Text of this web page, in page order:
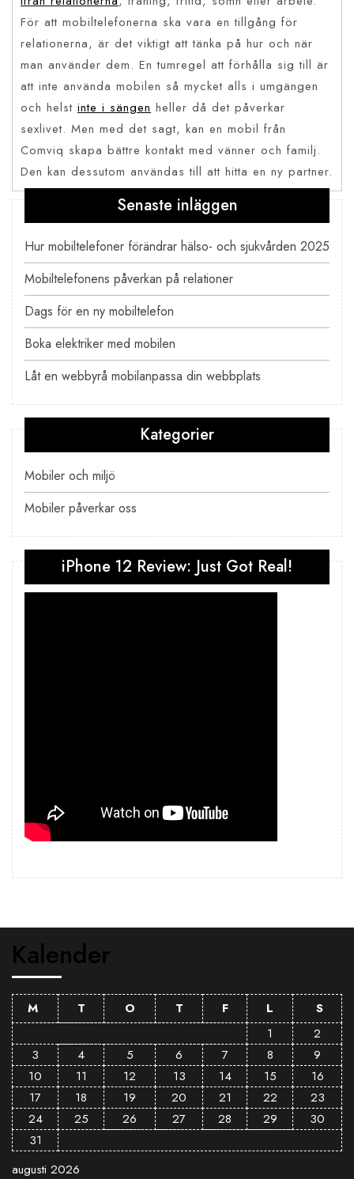
För att mobiltelefonerna ska vara en tillgång för
relationerna, är det viktigt att tänka på hur och när
man använder dem. En tumregel att förhålla sig till är
att inte använda mobilen så mycket alls i umgängen
och helst inte i sängen heller då det påverkar
sexlivet. Men med det sagt, kan en mobil från
Comviq skapa bättre kontakt med vänner och familj.
Den kan dessutom användas till att hitta en ny partner.
Inläggsnavigering
Senaste inläggen
Hur mobiltelefoner förändrar hälso- och sjukvården 2025
Mobiltelefonens påverkan på relationer
Dags för en ny mobiltelefon
Boka elektriker med mobilen
Låt en webbyrå mobilanpassa din webbplats
Kategorier
Mobiler och miljö
Mobiler påverkar oss
iPhone 12 Review: Just Got Real!
Kalender
augusti 2026
M T O T F L
S
1
2
3
4 5 6 7 8
9
10
11 12 13 14 15
16
17
18 19 20 21 22
23
24
25 26 27 28 29
30
31